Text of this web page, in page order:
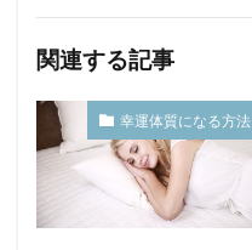
関連する記事
幸運体質になる方法